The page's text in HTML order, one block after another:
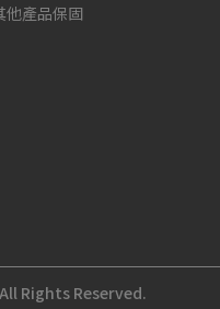
他產品保固
All Rights Reserved.